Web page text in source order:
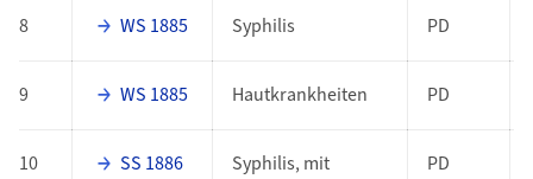
8 WS 1885 Syphilis PD
9 WS 1885 Hautkrankheiten PD
10 SS 1886
Syphilis, mit
PD